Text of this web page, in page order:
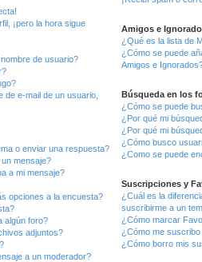
¡pero la hora sigue
de usuario?
de e-mail de un usuario,
o enviar una respuesta?
mensaje?
a mi mensaje?
opciones a la encuesta?
algún foro?
adjuntos?
a un moderador?
Amigos e
¿Qué es la lista de
¿Cómo se puede
Amigos e
Búsqueda en los
¿Cómo se puede
¿Por qué mi
¿Por qué mi
¿Cómo busco
¿Como se puede
Suscripciones y
¿Cuál es la
suscribirme a un
¿Cómo marcar
¿Cómo me
¿Cómo borro mis